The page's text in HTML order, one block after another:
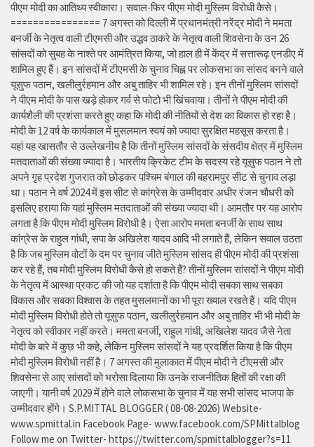
पीएम मोदी का आतिथ्य स्वीकारा। सवाल-फिर पीएम मोदी मुस्लिम विरोधी कैसे।
================ 7 अगस्त को दिल्ली में प्रधानमंत्री नरेंद्र मोदी ने ममता
बनर्जी के नेतृत्व वाली टीएमसी और उद्धव ठाकरे के नेतृत्व वाली शिवसेना के उन 26
सांसदों को सुबह के नाश्ते पर आमंत्रित किया, जो हाल ही में केंद्र में सत्तारूढ़ एनडीए में
शामिल हुए हैं। इन सांसदों में टीएमसी के चुनाव चिह्न पर लोकसभा का सांसद बनने वाले
यूसुफ पठान, खलीलुर्रहमान और अबु ताहिर भी शामिल रहे। इन तीनों मुस्लिम सांसदों
ने पीएम मोदी के पास खड़े होकर गर्व से फोटो भी खिंचवाया। तीनों ने पीएम मोदी की
कार्यशैली की प्रशंसा करते हुए कहा कि मोदी की नीतियों से देश का विकास हो रहा है।
मोदी के 12 वर्ष के कार्यकाल में मुसलमान स्वयं को ज्यादा सुरक्षित महसूस करता है।
यहां यह खासतौर से उल्लेखनीय है कि तीनों मुस्लिम सांसदों के संसदीय क्षेत्र में मुस्लिम
मतदाताओं की संख्या ज्यादा है। भारतीय क्रिकेट टीम के सदस्य रहे यूसुफ पठान ने तो
अपने गृह प्रदेश गुजरात को छोड़कर पश्चिम बंगाल की बहरामपुर सीट से चुनाव लड़ा
था। पठान ने वर्ष 2024 में इस सीट से कांग्रेस के उम्मीदवार अधीर रंजन चौधरी को
इसलिए हराया कि यहां मुस्लिम मतदाताओं की संख्या ज्यादा थी। आमतौर पर यह आरोप
लगता है कि पीएम मोदी मुस्लिम विरोधी है। ऐसा आरोप ममता बनर्जी के साथ साथ
कांग्रेस के राहुल गांधी, सपा के अखिलेश यादव आदि भी लगाते हैं, लेकिन सवाल उठता
है कि जब मुस्लिम वोटों के दम पर चुनाव जीते मुस्लिम सांसद ही पीएम मोदी की प्रशंसा
कर रहे हैं, तब मोदी मुस्लिम विरोधी कैसे हो सकते हैं? तीनों मुस्लिम सांसदों ने पीएम मोदी
के नेतृत्व में आस्था प्रकट की जो यह दर्शाता है कि पीएम मोदी सबका साथ सबका
विकास और सबका विश्वास के तहत मुसलमानों का भी पूरा ख्याल रखते हैं। यदि पीएम
मोदी मुस्लिम विरोधी होते तो यूसुफ पठान, खलीलुर्रहमान और अबु ताहिर भी भी मोदी के
नेतृत्व को स्वीकार नहीं करते। ममता बनर्जी, राहुल गांधी, अखिलेश यादव जैसे नेता
मोदी के बारे में कुछ भी कहे, लेकिन मुस्लिम सांसदों ने यह प्रदर्शित किया है कि पीएम
मोदी मुस्लिम विरोधी नहीं है। 7 अगस्त की मुलाकात में पीएम मोदी ने टीएमसी और
शिवसेना से आए सांसदों को भरोसा दिलाया कि उनके राजनीतिक हितों की रक्षा की
जाएगी। यानी वर्ष 2029 में होने वाले लोकसभा के चुनाव में यह सभी सांसद भाजपा के
उम्मीदवार होंगे। S.P.MITTAL BLOGGER ( 08-08-2026) Website-
www.spmittal.in Facebook Page- www.facebook.com/SPMittalblog
Follow me on Twitter- https://twitter.com/spmittalblogger?s=11